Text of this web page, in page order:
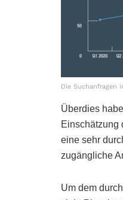
Die Suchanfragen
Überdies
Einschätzung
eine sehr
zugängliche
Um dem